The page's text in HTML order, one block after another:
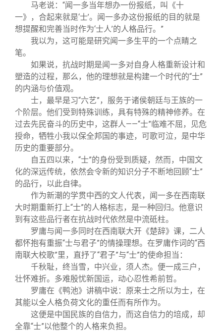
马老说：“闻一多当年想办一份报纸，叫《十
一》，合起来就是‘士’。闻一多办这份报纸的目的就是
想提醒和完善当时作为‘士人’的人格品行。”
我以为，这可能是研究闻一多生平的一个点睛之
笔。
如果说，抗战时期是闻一多对自身人格重新设计和
塑造的过程，那么，他的理想就是构建一个时代的“士”
的内涵与价值观。
士，最早是习“六艺”，服务于诸侯朝廷与王族的一
个阶层。他们受到特殊训练，具有特殊的精神修养。在
过去先民奋斗的历史中，这群人——“士”临难不屈，见危
授命，牺牲小我以保全邦国的事迹，可歌可泣，是中华
历史的重要部分。
自五四以来，“士”的身份受到质疑，然而，中国文
化的深远传统，依然会令新的知识分子不断地回顾“士”
的品行，以此自律。
作为新潮的学贯中西的文人代表，闻一多在西南联
大时期重新打上“士”的人格标志，是一种回归。他意识
到有这些品行者在抗战时代依然是中流砥柱。
罗庸与闻一多同时在西南联大开《楚辞》课，二人
都怀抱有重振“士与君子”的情操理想。在罗庸作词的“西
南联大校歌”里，直抒了“君子”与“士”的使命担当：
千秋耻，终当雪，中兴业，须人杰。便一成三户，
壮怀难折。多难殷忧新国运，动心忍性希前哲。
罗庸在《鸭池》讲稿中说：原来士之所以为士，在
其能以全人格负荷文化的重任而有所作为。
这便是中国民族的自信力，而这自信力的培成，却
全靠“士”以他整个的人格来负担。